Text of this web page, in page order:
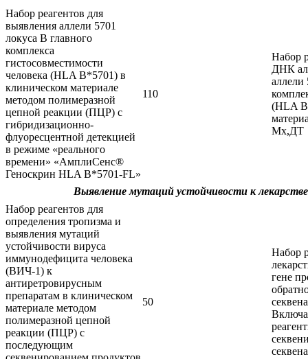
Набор реагентов для
выявления аллели 5701
локуса В главного
комплекса
гистосовместимости
человека (HLA B*5701) в
клиническом материале
методом полимеразной
цепной реакции (ПЦР) с
гибридизационно-
флуоресцентной детекцией
в режиме «реального
времени» «АмплиСенс®
Геноскрин HLA B*5701-FL»
110
Набор
ДНК
аллели
(HLA
Mx,ДТ
Выявление мутаций устойчивости к
Набор реагентов для
определения тропизма и
выявления мутаций
устойчивости вируса
иммунодефицита человека
(ВИЧ-1) к
антиретровирусным
препаратам в клиническом
материале методом
полимеразной цепной
реакции (ПЦР) с
последующим
50
Набор
гене